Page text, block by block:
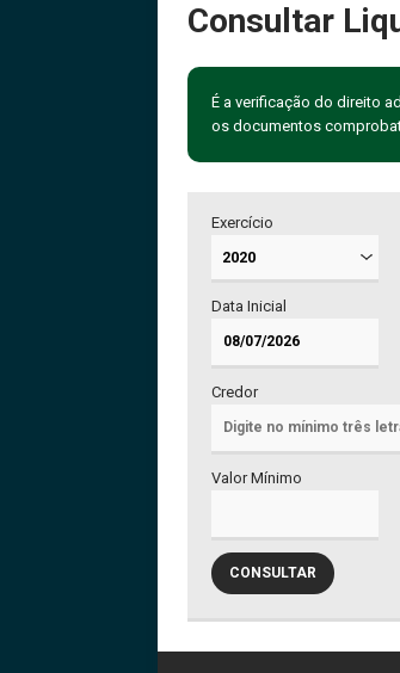
Consultar
É a verificação do direito
os documentos
Exercício
Data Inicial
Credor
Valor Mínimo
CONSULTAR